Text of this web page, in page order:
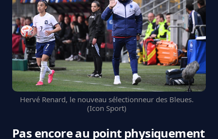
Hervé Renard, le nouveau sélectionneur des Bleues.
(Icon Sport)
Pas encore au point physiquement